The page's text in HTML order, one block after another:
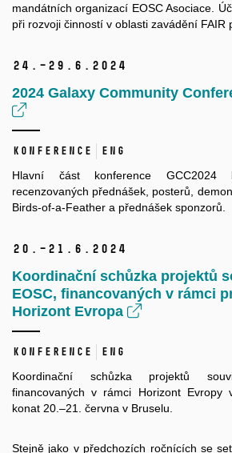
mandátních organizací EOSC Asociace.
při rozvoji činností v oblasti zavádění FAIR
24.–29. 6. 2024
2024 Galaxy Community
Konference ENG
Hlavní část konference
recenzovaných přednášek, posterů,
Birds-of-a-Feather a přednášek sponzorů.
20.–21. 6. 2024
Koordinační schůzka projektů
EOSC, financovaných v rámci
Horizont Evropa
Konference ENG
Koordinační schůzka projektů
financovaných v rámci Horizont
konat 20.–21. června v Bruselu.
Stejně jako v předchozích ročnících se